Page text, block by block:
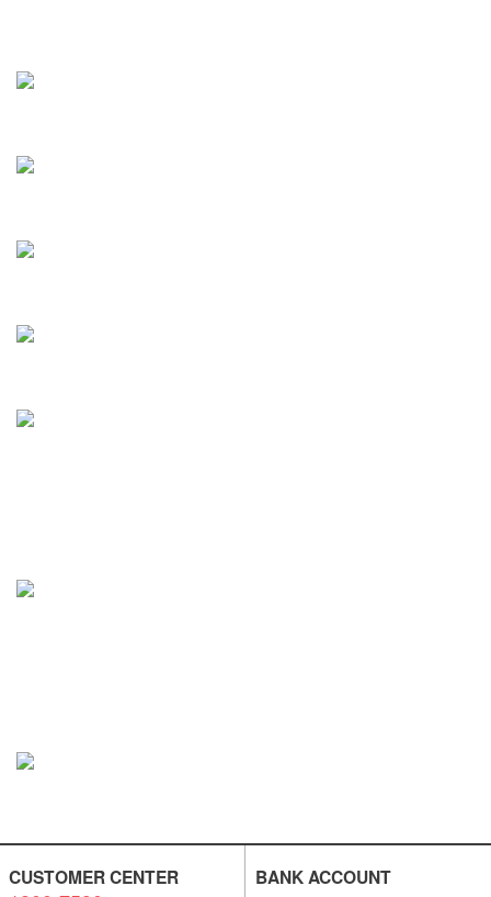
CUSTOMER CENTER BANK ACCOUNT